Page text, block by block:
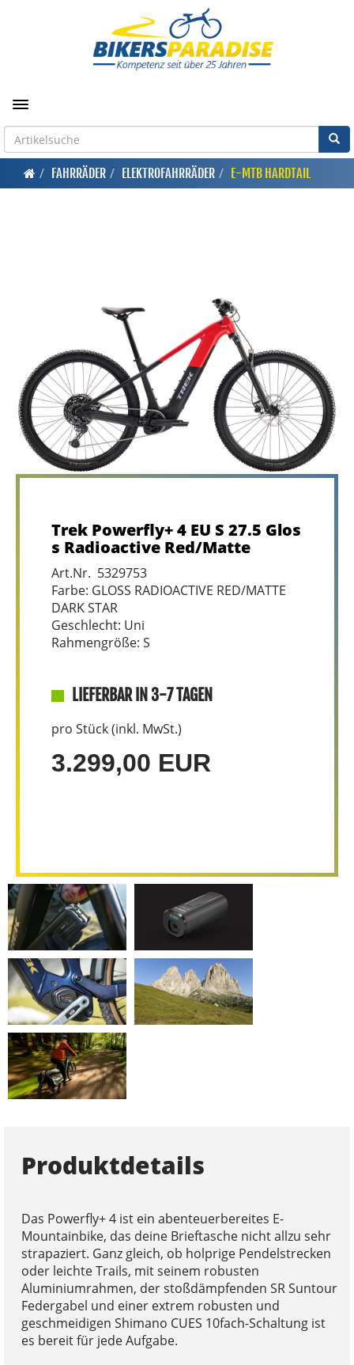
Toggle navigation
FAHRRÄDER ELEKTROFAHRRÄDER E-MTB HARDTAIL
Trek Powerfly+ 4 EU S 27.5 Glos
s Radioactive Red/Matte
Art.Nr. 5329753
Farbe: GLOSS RADIOACTIVE RED/MATTE
DARK STAR
Geschlecht: Uni
Rahmengröße: S
LIEFERBAR IN 3-7 TAGEN
pro Stück (inkl. MwSt.)
3.299,00 EUR
Produktdetails
Das Powerfly+ 4 ist ein abenteuerbereites E-
Mountainbike, das deine Brieftasche nicht allzu sehr
strapaziert. Ganz gleich, ob holprige Pendelstrecken
oder leichte Trails, mit seinem robusten
Aluminiumrahmen, der stoßdämpfenden SR Suntour
Federgabel und einer extrem robusten und
geschmeidigen Shimano CUES 10fach-Schaltung ist
es bereit für jede Aufgabe.